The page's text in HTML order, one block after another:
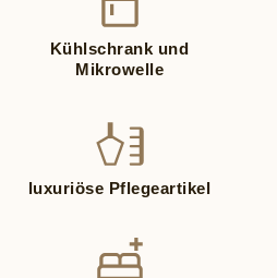
Kühlschrank und
Mikrowelle
luxuriöse Pflegeartikel